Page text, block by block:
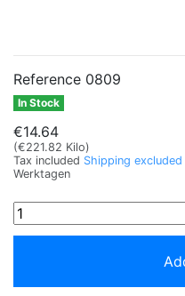
Reference 0809
In Stock
€14.64
(€221.82 Kilo)
Tax included Shipping excluded
Werktagen